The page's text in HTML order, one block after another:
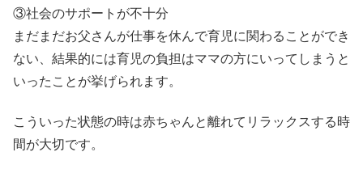
③社会のサポートが不十分
まだまだお父さんが仕事を休んで育児に関わることができ
ない、結果的には育児の負担はママの方にいってしまうと
いったことが挙げられます。
こういった状態の時は赤ちゃんと離れてリラックスする時
間が大切です。